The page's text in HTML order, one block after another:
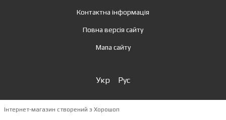
Контактна інформація
Повна версія сайту
Мапа сайту
Укр Рус
Інтернет-магазин створений з Хорошоп